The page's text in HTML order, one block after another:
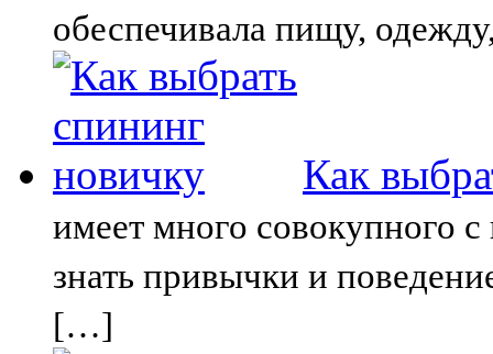
обеспечивала пищу,
Как
имеет много совокупного
знать привычки и
[…]